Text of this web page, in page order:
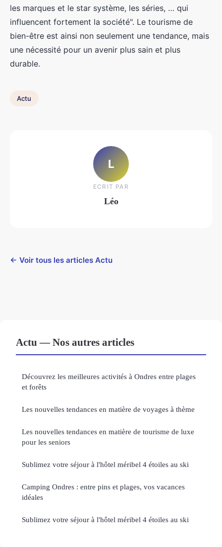
les marques et le star système, les séries, … qui
influencent fortement la société". Le tourisme de
bien-être est ainsi non seulement une tendance, mais
une nécessité pour un avenir plus sain et plus
durable.
Actu
L
ECRIT PAR
Léo
← Voir tous les articles Actu
Actu — Nos autres articles
Découvrez les meilleures activités à Ondres entre plages
et forêts
Les nouvelles tendances en matière de voyages à thème
Les nouvelles tendances en matière de tourisme de luxe
pour les seniors
Sublimez votre séjour à l'hôtel méribel 4 étoiles au ski
Camping Ondres : entre pins et plages, vos vacances
idéales
Sublimez votre séjour à l'hôtel méribel 4 étoiles au ski